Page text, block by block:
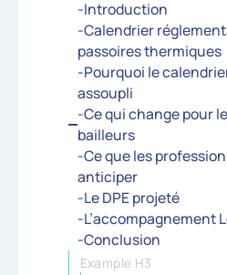
-Introduction
-Calendrier
passoires thermiques
-Pourquoi le
assoupli
-Ce qui change pour
bailleurs
-Ce que les
anticiper
-Le DPE projeté
-L’accompagnement
-Conclusion
Example H3